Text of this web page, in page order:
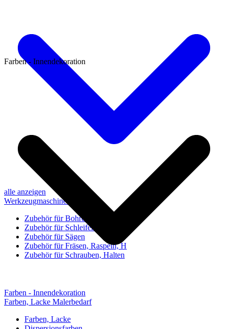
alle anzeigen
Werkzeugmaschinen-Zubehör
Zubehör für Bohren, Bohrhilfen
Zubehör für Schleifen, Poliere
Zubehör für Sägen
Zubehör für Fräsen, Raspeln, H
Zubehör für Schrauben, Halten
Farben - Innendekoration
Farben - Innendekoration
Farben, Lacke Malerbedarf
Farben, Lacke